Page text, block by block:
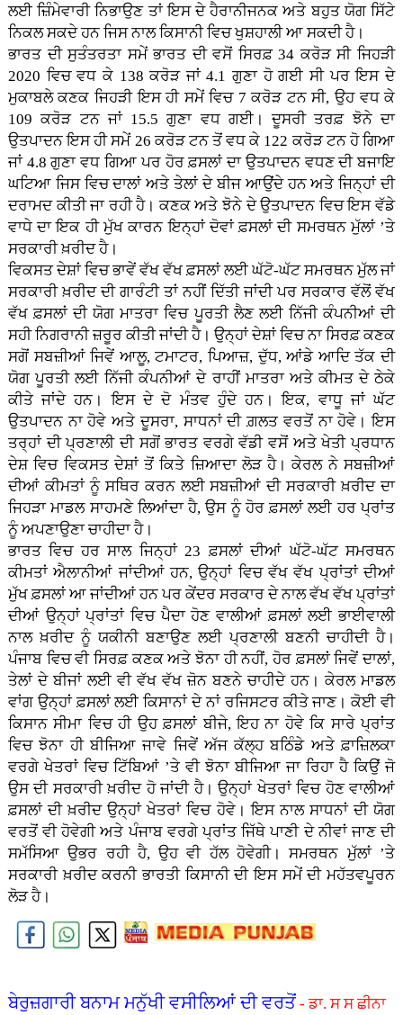
ਲਈ ਜ਼ਿੰਮੇਵਾਰੀ ਨਿਭਾਉਣ ਤਾਂ ਇਸ ਦੇ ਹੈਰਾਨੀਜਨਕ ਅਤੇ ਬਹੁਤ ਯੋਗ ਸਿੱਟੇ
ਨਿਕਲ ਸਕਦੇ ਹਨ ਜਿਸ ਨਾਲ ਕਿਸਾਨੀ ਵਿਚ ਖੁਸ਼ਹਾਲੀ ਆ ਸਕਦੀ ਹੈ।
ਭਾਰਤ ਦੀ ਸੁਤੰਤਰਤਾ ਸਮੇਂ ਭਾਰਤ ਦੀ ਵਸੋਂ ਸਿਰਫ਼ 34 ਕਰੋੜ ਸੀ ਜਿਹੜੀ
2020 ਵਿਚ ਵਧ ਕੇ 138 ਕਰੋੜ ਜਾਂ 4.1 ਗੁਣਾ ਹੋ ਗਈ ਸੀ ਪਰ ਇਸ ਦੇ
ਮੁਕਾਬਲੇ ਕਣਕ ਜਿਹੜੀ ਇਸ ਹੀ ਸਮੇਂ ਵਿਚ 7 ਕਰੋੜ ਟਨ ਸੀ, ਉਹ ਵਧ ਕੇ
109 ਕਰੋੜ ਟਨ ਜਾਂ 15.5 ਗੁਣਾ ਵਧ ਗਈ। ਦੂਸਰੀ ਤਰਫ਼ ਝੋਨੇ ਦਾ
ਉਤਪਾਦਨ ਇਸ ਹੀ ਸਮੇਂ 26 ਕਰੋੜ ਟਨ ਤੋਂ ਵਧ ਕੇ 122 ਕਰੋੜ ਟਨ ਹੋ ਗਿਆ
ਜਾਂ 4.8 ਗੁਣਾ ਵਧ ਗਿਆ ਪਰ ਹੋਰ ਫ਼ਸਲਾਂ ਦਾ ਉਤਪਾਦਨ ਵਧਣ ਦੀ ਬਜਾਇ
ਘਟਿਆ ਜਿਸ ਵਿਚ ਦਾਲਾਂ ਅਤੇ ਤੇਲਾਂ ਦੇ ਬੀਜ ਆਉਂਦੇ ਹਨ ਅਤੇ ਜਿਨ੍ਹਾਂ ਦੀ
ਦਰਾਮਦ ਕੀਤੀ ਜਾ ਰਹੀ ਹੈ। ਕਣਕ ਅਤੇ ਝੋਨੇ ਦੇ ਉਤਪਾਦਨ ਵਿਚ ਇਸ ਵੱਡੇ
ਵਾਧੇ ਦਾ ਇਕ ਹੀ ਮੁੱਖ ਕਾਰਨ ਇਨ੍ਹਾਂ ਦੋਵਾਂ ਫ਼ਸਲਾਂ ਦੀ ਸਮਰਥਨ ਮੁੱਲਾਂ ’ਤੇ
ਸਰਕਾਰੀ ਖ਼ਰੀਦ ਹੈ।
ਵਿਕਸਤ ਦੇਸ਼ਾਂ ਵਿਚ ਭਾਵੇਂ ਵੱਖ ਵੱਖ ਫ਼ਸਲਾਂ ਲਈ ਘੱਟੋ-ਘੱਟ ਸਮਰਥਨ ਮੁੱਲ ਜਾਂ
ਸਰਕਾਰੀ ਖ਼ਰੀਦ ਦੀ ਗਾਰੰਟੀ ਤਾਂ ਨਹੀਂ ਦਿੱਤੀ ਜਾਂਦੀ ਪਰ ਸਰਕਾਰ ਵੱਲੋਂ ਵੱਖ
ਵੱਖ ਫ਼ਸਲਾਂ ਦੀ ਯੋਗ ਮਾਤਰਾ ਵਿਚ ਪੂਰਤੀ ਲੈਣ ਲਈ ਨਿੱਜੀ ਕੰਪਨੀਆਂ ਦੀ
ਸਹੀ ਨਿਗਰਾਨੀ ਜ਼ਰੂਰ ਕੀਤੀ ਜਾਂਦੀ ਹੈ। ਉਨ੍ਹਾਂ ਦੇਸ਼ਾਂ ਵਿਚ ਨਾ ਸਿਰਫ਼ ਕਣਕ
ਸਗੋਂ ਸਬਜ਼ੀਆਂ ਜਿਵੇਂ ਆਲੂ, ਟਮਾਟਰ, ਪਿਆਜ਼, ਦੁੱਧ, ਆਂਡੇ ਆਦਿ ਤੱਕ ਦੀ
ਯੋਗ ਪੂਰਤੀ ਲਈ ਨਿੱਜੀ ਕੰਪਨੀਆਂ ਦੇ ਰਾਹੀਂ ਮਾਤਰਾ ਅਤੇ ਕੀਮਤ ਦੇ ਠੇਕੇ
ਕੀਤੇ ਜਾਂਦੇ ਹਨ। ਇਸ ਦੇ ਦੋ ਮੰਤਵ ਹੁੰਦੇ ਹਨ। ਇਕ, ਵਾਧੂ ਜਾਂ ਘੱਟ
ਉਤਪਾਦਨ ਨਾ ਹੋਵੇ ਅਤੇ ਦੂਸਰਾ, ਸਾਧਨਾਂ ਦੀ ਗ਼ਲਤ ਵਰਤੋਂ ਨਾ ਹੋਵੇ। ਇਸ
ਤਰ੍ਹਾਂ ਦੀ ਪ੍ਰਣਾਲੀ ਦੀ ਸਗੋਂ ਭਾਰਤ ਵਰਗੇ ਵੱਡੀ ਵਸੋਂ ਅਤੇ ਖੇਤੀ ਪ੍ਰਧਾਨ
ਦੇਸ਼ ਵਿਚ ਵਿਕਸਤ ਦੇਸ਼ਾਂ ਤੋਂ ਕਿਤੇ ਜ਼ਿਆਦਾ ਲੋੜ ਹੈ। ਕੇਰਲ ਨੇ ਸਬਜ਼ੀਆਂ
ਦੀਆਂ ਕੀਮਤਾਂ ਨੂੰ ਸਥਿਰ ਕਰਨ ਲਈ ਸਬਜ਼ੀਆਂ ਦੀ ਸਰਕਾਰੀ ਖ਼ਰੀਦ ਦਾ
ਜਿਹੜਾ ਮਾਡਲ ਸਾਹਮਣੇ ਲਿਆਂਦਾ ਹੈ, ਉਸ ਨੂੰ ਹੋਰ ਫ਼ਸਲਾਂ ਲਈ ਹਰ ਪ੍ਰਾਂਤ
ਨੂੰ ਅਪਣਾਉਣਾ ਚਾਹੀਦਾ ਹੈ।
ਭਾਰਤ ਵਿਚ ਹਰ ਸਾਲ ਜਿਨ੍ਹਾਂ 23 ਫ਼ਸਲਾਂ ਦੀਆਂ ਘੱਟੋ-ਘੱਟ ਸਮਰਥਨ
ਕੀਮਤਾਂ ਐਲਾਨੀਆਂ ਜਾਂਦੀਆਂ ਹਨ, ਉਨ੍ਹਾਂ ਵਿਚ ਵੱਖ ਵੱਖ ਪ੍ਰਾਂਤਾਂ ਦੀਆਂ
ਮੁੱਖ ਫ਼ਸਲਾਂ ਆ ਜਾਂਦੀਆਂ ਹਨ ਪਰ ਕੇਂਦਰ ਸਰਕਾਰ ਦੇ ਨਾਲ ਵੱਖ ਵੱਖ ਪ੍ਰਾਂਤਾਂ
ਦੀਆਂ ਉਨ੍ਹਾਂ ਪ੍ਰਾਂਤਾਂ ਵਿਚ ਪੈਦਾ ਹੋਣ ਵਾਲੀਆਂ ਫ਼ਸਲਾਂ ਲਈ ਭਾਈਵਾਲੀ
ਨਾਲ ਖ਼ਰੀਦ ਨੂੰ ਯਕੀਨੀ ਬਣਾਉਣ ਲਈ ਪ੍ਰਣਾਲੀ ਬਣਨੀ ਚਾਹੀਦੀ ਹੈ।
ਪੰਜਾਬ ਵਿਚ ਵੀ ਸਿਰਫ਼ ਕਣਕ ਅਤੇ ਝੋਨਾ ਹੀ ਨਹੀਂ, ਹੋਰ ਫ਼ਸਲਾਂ ਜਿਵੇਂ ਦਾਲਾਂ,
ਤੇਲਾਂ ਦੇ ਬੀਜਾਂ ਲਈ ਵੀ ਵੱਖ ਵੱਖ ਜ਼ੋਨ ਬਣਨੇ ਚਾਹੀਦੇ ਹਨ। ਕੇਰਲ ਮਾਡਲ
ਵਾਂਗ ਉਨ੍ਹਾਂ ਫ਼ਸਲਾਂ ਲਈ ਕਿਸਾਨਾਂ ਦੇ ਨਾਂ ਰਜਿਸਟਰ ਕੀਤੇ ਜਾਣ। ਕੋਈ ਵੀ
ਕਿਸਾਨ ਸੀਮਾ ਵਿਚ ਹੀ ਉਹ ਫ਼ਸਲਾਂ ਬੀਜੇ, ਇਹ ਨਾ ਹੋਵੇ ਕਿ ਸਾਰੇ ਪ੍ਰਾਂਤ
ਵਿਚ ਝੋਨਾ ਹੀ ਬੀਜਿਆ ਜਾਵੇ ਜਿਵੇਂ ਅੱਜ ਕੱਲ੍ਹ ਬਠਿੰਡੇ ਅਤੇ ਫ਼ਾਜ਼ਿਲਕਾ
ਵਰਗੇ ਖੇਤਰਾਂ ਵਿਚ ਟਿੱਬਿਆਂ ’ਤੇ ਵੀ ਝੋਨਾ ਬੀਜਿਆ ਜਾ ਰਿਹਾ ਹੈ ਕਿਉਂ ਜੋ
ਉਸ ਦੀ ਸਰਕਾਰੀ ਖ਼ਰੀਦ ਹੋ ਜਾਂਦੀ ਹੈ। ਉਨ੍ਹਾਂ ਖੇਤਰਾਂ ਵਿਚ ਹੋਣ ਵਾਲੀਆਂ
ਫ਼ਸਲਾਂ ਦੀ ਖ਼ਰੀਦ ਉਨ੍ਹਾਂ ਖੇਤਰਾਂ ਵਿਚ ਹੋਵੇ। ਇਸ ਨਾਲ ਸਾਧਨਾਂ ਦੀ ਯੋਗ
ਵਰਤੋਂ ਵੀ ਹੋਵੇਗੀ ਅਤੇ ਪੰਜਾਬ ਵਰਗੇ ਪ੍ਰਾਂਤ ਜਿੱਥੇ ਪਾਣੀ ਦੇ ਨੀਵਾਂ ਜਾਣ ਦੀ
ਸਮੱਸਿਆ ਉਭਰ ਰਹੀ ਹੈ, ਉਹ ਵੀ ਹੱਲ ਹੋਵੇਗੀ। ਸਮਰਥਨ ਮੁੱਲਾਂ ’ਤੇ
ਸਰਕਾਰੀ ਖ਼ਰੀਦ ਕਰਨੀ ਭਾਰਤੀ ਕਿਸਾਨੀ ਦੀ ਇਸ ਸਮੇਂ ਦੀ ਮਹੱਤਵਪੂਰਨ
ਲੋੜ ਹੈ।
ਬੇਰੁਜ਼ਗਾਰੀ ਬਨਾਮ ਮਨੁੱਖੀ ਵਸੀਲਿਆਂ ਦੀ ਵਰਤੋਂ - ਡਾ. ਸ ਸ ਛੀਨਾ